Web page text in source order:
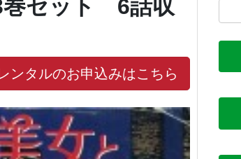
巻セット 6話収
ンタルのお申込みはこちら